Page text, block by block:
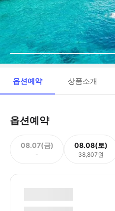
옵션예약 상품소개
옵션예약
08.07(금)
-
08.08(토)
38,807원